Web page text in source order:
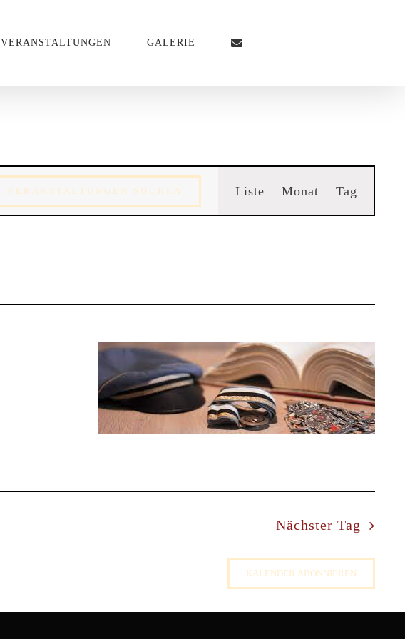
VERANSTALTUNGEN GALERIE
VERANSTALTUNGEN SUCHEN Liste Monat Tag
Nächster Tag
KALENDER ABONNIEREN